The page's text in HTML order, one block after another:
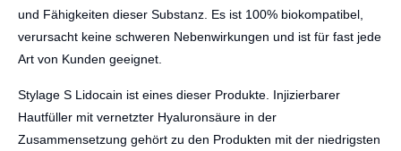
und Fähigkeiten dieser Substanz. Es ist 100% biokompatibel,
verursacht keine schweren Nebenwirkungen und ist für fast jede
Art von Kunden geeignet.
Stylage S Lidocain ist eines dieser Produkte. Injizierbarer
Hautfüller mit vernetzter Hyaluronsäure in der
Zusammensetzung gehört zu den Produkten mit der niedrigsten